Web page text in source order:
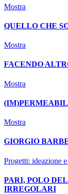
Mostra
QUELLO CHE
Mostra
FACENDO
Mostra
Mostra
GIORGIO
Progetti: ideazione
PARI, POLO
IRREGOLARI